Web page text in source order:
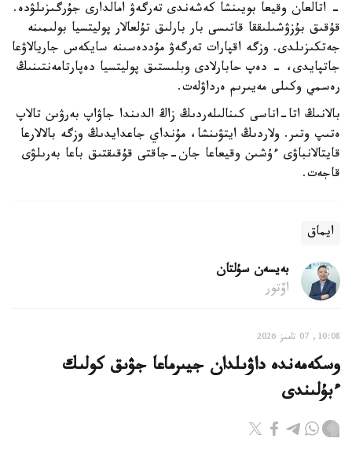
- اتالعان وقيعا بويىنشا كەشەندى تەرگەۋ امالدارى جۇرگىزىلۋدە.
قۇقىق بۇزۋشىلىققا قاتىسى بار بارلىق تۇلعالار پوليتسيا بولىمىنە
جەتكىزىلدى. وزگە اقپارات تەرگەۋ مۇددەسىنە سايكەس جاريالاۋعا
جاتپايدى، - دەپ حابارلادى وبلىستىق پوليتسيا دەپارتامەنتىنىڭ
رەسمي وكىلى مەيىرىم ەرداۋلەت.
بالانىڭ اتا-اناسى كىنالىلەردىڭ زاڭ الدىندا جاۋاپ بەرۋىن تالاپ
ەتىپ وتىر. ولاردىڭ ايتۋىنشا، مۇنداي جاعدايدىڭ وزگە بالالارعا
قايتالانباۋى ءۇشىن وقيعاعا جان-جاقتى قۇقىقتىق باعا بەرىلۋى
قاجەت.
ايماق
بەيسەن سۇلتان
اۆتور
10:08, 07 تامىز 2026
وسكەمەندە داۋىلدان جيىرماعا جۋىق كولىك
ءبۇلىندى